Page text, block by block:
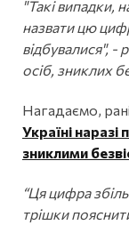
"Такі випадки,
назвати цю
відбувалися", -
осіб, зниклих
Нагадаємо,
Україні
зниклими
“Ця цифра
трішки